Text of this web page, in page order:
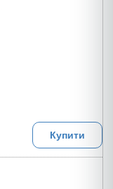
Купити